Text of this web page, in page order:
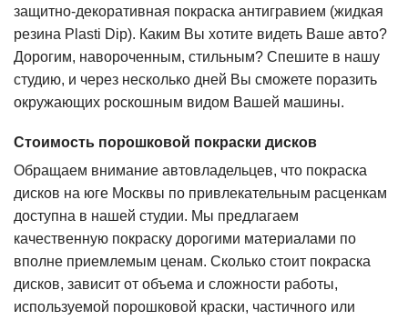
защитно-декоративная покраска антигравием (жидкая
резина Plasti Dip). Каким Вы хотите видеть Ваше авто?
Дорогим, навороченным, стильным? Спешите в нашу
студию, и через несколько дней Вы сможете поразить
окружающих роскошным видом Вашей машины.
Стоимость порошковой покраски дисков
Обращаем внимание автовладельцев, что покраска
дисков на юге Москвы по привлекательным расценкам
доступна в нашей студии. Мы предлагаем
качественную покраску дорогими материалами по
вполне приемлемым ценам. Сколько стоит покраска
дисков, зависит от объема и сложности работы,
используемой порошковой краски, частичного или